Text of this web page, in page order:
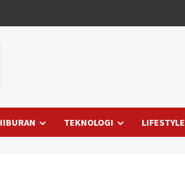
TEKNOLOGI LIFESTYLE